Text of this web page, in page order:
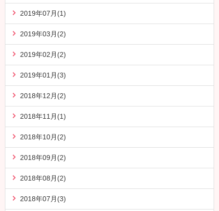
2019年07月(1)
2019年03月(2)
2019年02月(2)
2019年01月(3)
2018年12月(2)
2018年11月(1)
2018年10月(2)
2018年09月(2)
2018年08月(2)
2018年07月(3)